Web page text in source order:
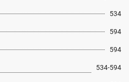
534
594
594
534-594